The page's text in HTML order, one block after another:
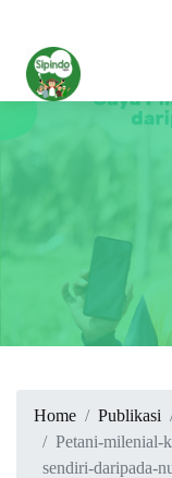
Home Publikasi
Petani-milenial-
sendiri-daripada-